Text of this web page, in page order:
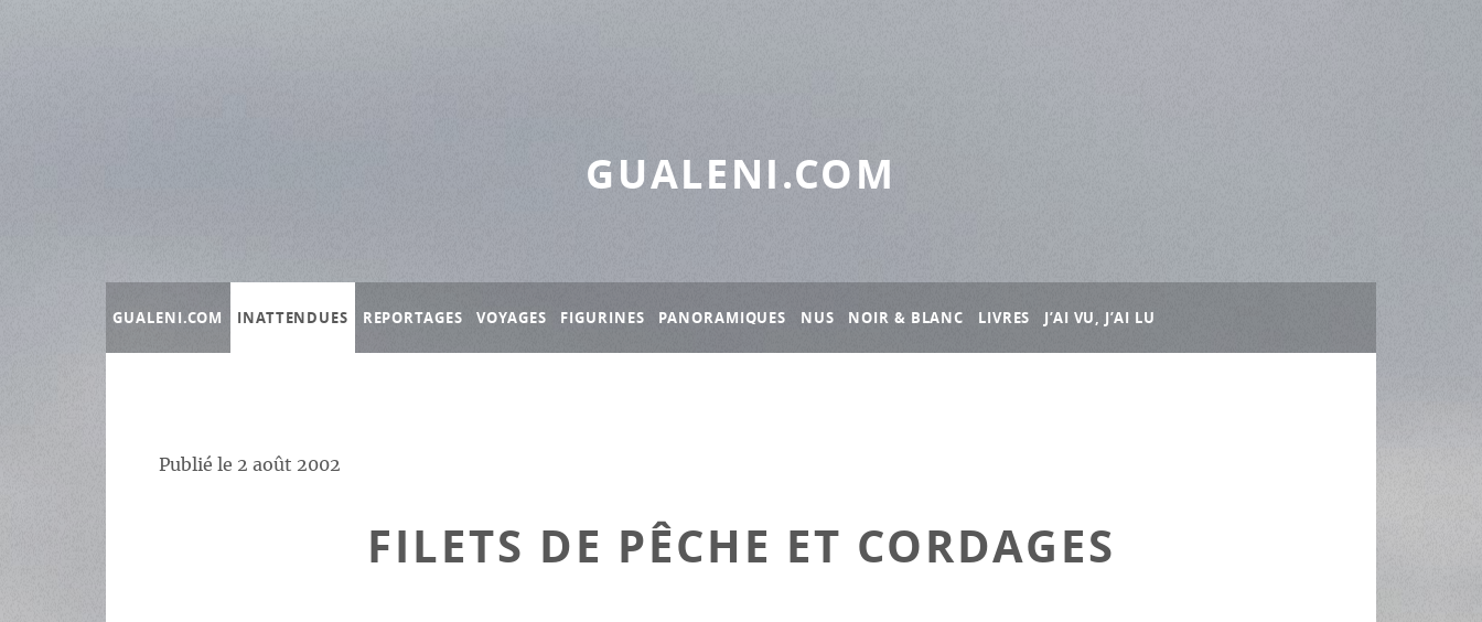
GUALENI.COM
GUALENI.COM INATTENDUES REPORTAGES VOYAGES FIGURINES PANORAMIQUES NUS NOIR & BLANC LIVRES J’AI VU, J’AI LU
Publié le 2 août 2002
FILETS DE PÊCHE ET CORDAGES